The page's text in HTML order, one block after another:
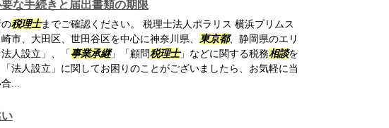
な手続きと届出書類の期限
税理士までご確認ください。 税理士法人ポラリス 横浜プリムス
市、大田区、世田谷区を中心に神奈川県、
東京都、静岡県のエリ
人設立」、「事業承継」「顧問税理士」などに関する税務相談を
法人設立」に関してお困りのことがございましたら、お気軽に当
...